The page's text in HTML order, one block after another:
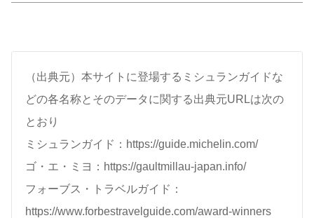
（出典元）本サイトに登場するミシュランガイドな
どの各名称とそのデータに関する出典元URLは次の
とおり
ミシュランガイド：https://guide.michelin.com/
ゴ・エ・ミヨ：https://gaultmillau-japan.info/
フォーブス・トラベルガイド：
https://www.forbestravelguide.com/award-winners